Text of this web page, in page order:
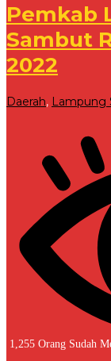
Pemkab
Sambut
2022
Daerah, Lampung
1,255 Orang Sudah